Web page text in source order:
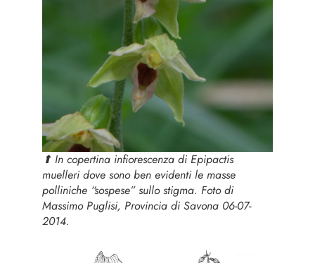
⬆︎ In copertina infiorescenza di Epipactis
muelleridove sono ben evidenti le masse
polliniche “sospese” sullo stigma. Foto di
Massimo Puglisi, Provincia di Savona 06-07-
2014.